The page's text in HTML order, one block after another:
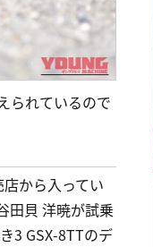
られているので
から入ってい
田貝 洋暁が試乗
3 GSX-8TTのデ